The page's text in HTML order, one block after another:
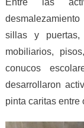
Entre las
sillas y puertas,
mobiliarios,
conucos
desarrollaron
pinta caritas entre